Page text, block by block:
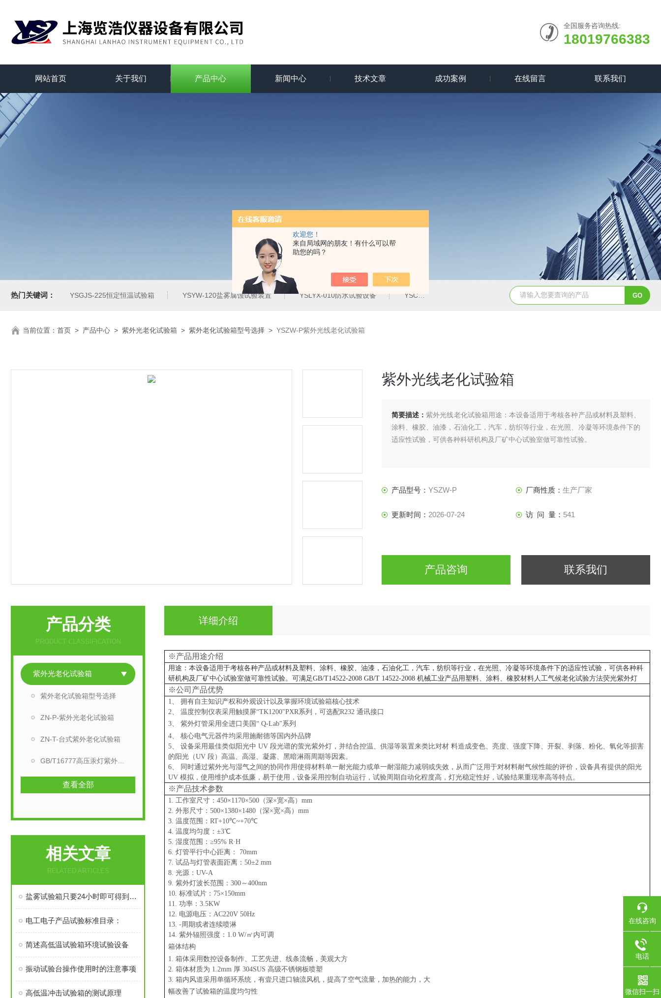
欢迎您！
来自局域网的朋友！有什么可以帮
助您的吗？
全国服务咨询热线:
18019766383
网站首页 关于我们 产品中心 新闻中心 技术文章 成功案例 在线留言 联系我们
热门关键词： YSGJS-225恒定恒温试验箱 YSYW-120盐雾腐蚀试验装置 YSLYX-010防水试验设备 YSCYS-010臭氧老化试验设备 YSXD—R900氙灯老化试验机
当前位置： 首页 > 产品中心 > 紫外光老化试验箱 > 紫外老化试验箱型号选择 > YSZW-P紫外光线老化试验箱
紫外光线老化试验箱
简要描述：紫外光线老化试验箱用途：本设备适用于考核各种产品或材料及塑料、
涂料、橡胶、油漆，石油化工，汽车，纺织等行业，在光照、冷凝等环境条件下的
适应性试验，可供各种科研机构及厂矿中心试验室做可靠性试验。
产品型号： YSZW-P 厂商性质： 生产厂家
更新时间： 2026-07-24 访 问 量： 541
产品咨询 联系我们
产品分类
PRODUCT CLASSIFICATION
紫外光老化试验箱
紫外老化试验箱型号选择
ZN-P-紫外光老化试验箱
ZN-T-台式紫外老化试验箱
查看全部
相关文章
RELATED ARTICLES
盐雾试验箱只要24小时即可得到自然腐蚀1年的结果
电工电子产品试验标准目录：
简述高低温试验箱环境试验设备
振动试验台操作使用时的注意事项
高低温冲击试验箱的测试原理
详细介绍
※产品用途介绍
用途： 本设备适用于考核各种产品或材料及塑料、涂料、橡胶、油漆，石油化工，汽车，纺织等行业，在光照、冷凝等环境条件下的适应性试验，可供各种科
研机构及厂矿中心试验室做可靠性试验。可满足GB/T14522-2008 GB/T 14522-2008 机械工业产品用塑料、涂料、橡胶材料人工气候老化试验方法荧光紫外灯
※公司产品优势
1、 拥有自主知识产权和外观设计以及掌握环境试验箱核心技术
2、 温度控制仪表采用触摸屏“TK1200"PXR系列，可选配R232 通讯接口
3、 紫外灯管采用全进口美国 “ Q-Lab"系列
4、 核心电气元器件均采用施耐德等国内外品牌
5、 设备采用最佳类似阳光中 UV 段光谱的萤光紫外灯，并结合控温、供湿等装置来类比对材 料造成变色、亮度、强度下降、开裂、剥落、粉化、氧化等损害
的阳光（UV 段）高温、高湿、凝露、黑暗淋雨周期等因素。
6、 同时通过紫外光与湿气之间的协同作用使得材料单一耐光能力或单一耐湿能力减弱或失效，从而广泛用于对材料耐气候性能的评价，设备具有提供的阳光
UV 模拟，使用维护成本低廉，易于使用，设备采用控制自动运行，试验周期自动化程度高，灯光稳定性好，试验结果重现率高等特点。
※产品技术参数
1. 工作室尺寸：450×1170×500（深×宽×高）mm
2. 外形尺寸：500×1380×1480（深×宽×高）mm
3. 温度范围：RT+10℃~+70℃
4. 温度均匀度：±3℃
5. 湿度范围：≥95% R·H
6. 灯管平行中心距离： 70mm
7. 试品与灯管表面距离：50±2 mm
8. 光源：UV-A
9. 紫外灯波长范围：300～400nm
10. 标准试片：75×150mm
11. 功率：3.5KW
12. 电源电压：AC220V 50Hz
13. -周期或者连续喷淋
14. 紫外辐照强度：1.0 W/㎡内可调
箱体结构
1. 箱体采用数控设备制作、工艺先进、线条流畅，美观大方
2. 箱体材质为 1.2mm 厚 304SUS 高级不锈钢板喷塑
3. 箱内风道采用单循环系统，有壹只进口轴流风机，提高了空气流量，加热的能力，大
幅改善了试验箱的温度均匀性
在线咨询
电话
微信扫一扫